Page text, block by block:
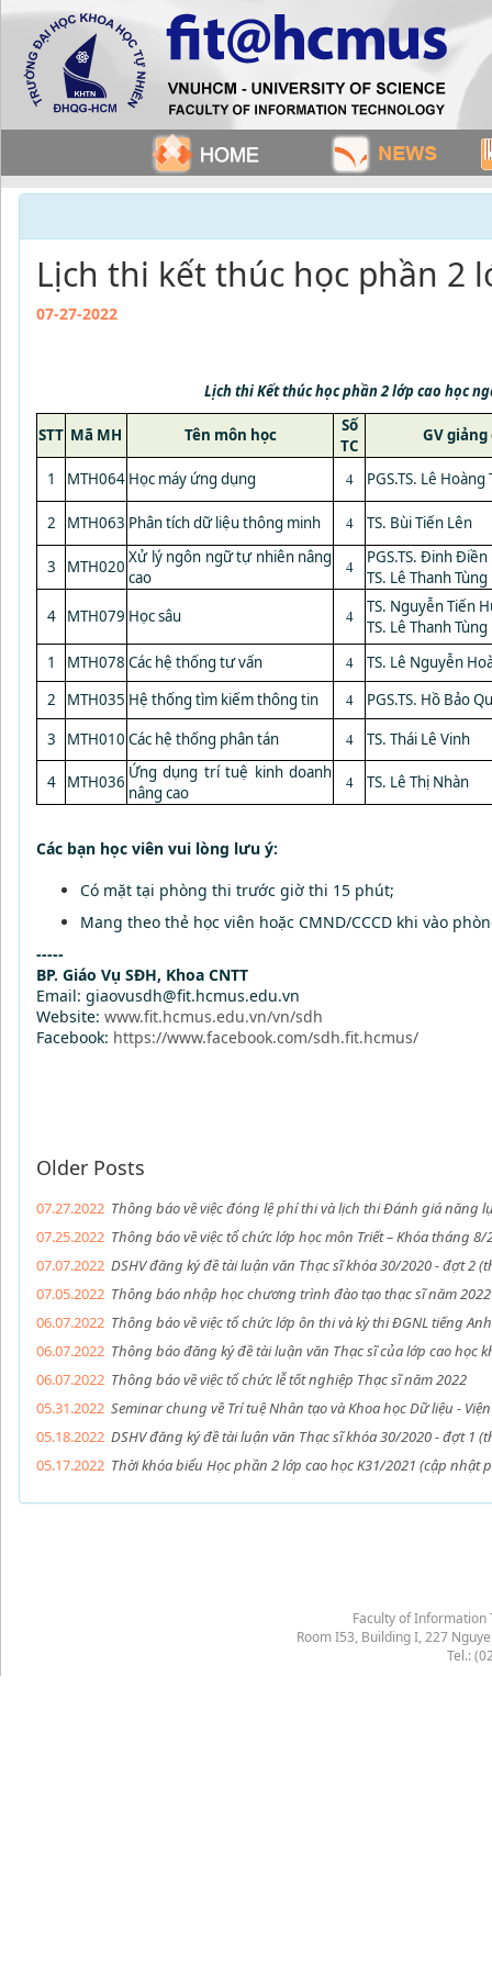
Lịch thi kết thúc học phần 2
07-27-2022
Lịch thi Kết thúc học phần 2 lớp cao học
STT Mã MH Tên môn học
Số
TC
GV giảng
1 MTH064 Học máy ứng dụng 4 PGS.TS. Lê Hoàng
2 MTH063 Phân tích dữ liệu thông minh 4 TS. Bùi Tiến Lên
3 MTH020 Xử lý ngôn ngữ tự nhiên nâng
cao
4
PGS.TS. Đinh Điền
TS. Lê Thanh Tùng
4
MTH079 Học sâu 4
TS. Nguyễn Tiến
TS. Lê Thanh Tùng
1
MTH078 Các hệ thống tư vấn 4
TS. Lê Nguyễn
2
MTH035 Hệ thống tìm kiếm thông tin 4
PGS.TS. Hồ Bảo
3
MTH010 Các hệ thống phân tán 4 TS. Thái Lê Vinh
4 MTH036 Ứng dụng trí tuệ kinh doanh
nâng cao
4 TS. Lê Thị Nhàn
Các bạn học viên vui lòng lưu ý:
Có mặt tại phòng thi trước giờ thi 15 phút;
Mang theo thẻ học viên hoặc CMND/CCCD khi vào
-----
BP. Giáo Vụ SĐH, Khoa CNTT
Email: giaovusdh@fit.hcmus.edu.vn
Website: www.fit.hcmus.edu.vn/vn/sdh
Facebook: https://www.facebook.com/sdh.fit.hcmus/
Older Posts
07.27.2022 Thông báo về việc đóng lệ phí thi và lịch thi Đánh giá năng
07.25.2022 Thông báo về việc tổ chức lớp học môn Triết – Khóa tháng 8/
07.07.2022 DSHV đăng ký đề tài luận văn Thạc sĩ khóa 30/2020 - đợt 2
07.05.2022 Thông báo nhập học chương trình đào tạo thạc sĩ năm 2022
06.07.2022 Thông báo về việc tổ chức lớp ôn thi và kỳ thi ĐGNL tiếng
06.07.2022 Thông báo đăng ký đề tài luận văn Thạc sĩ của lớp cao học
06.07.2022 Thông báo về việc tổ chức lễ tốt nghiệp Thạc sĩ năm 2022
05.31.2022 Seminar chung về Trí tuệ Nhân tạo và Khoa học Dữ liệu -
05.18.2022 DSHV đăng ký đề tài luận văn Thạc sĩ khóa 30/2020 - đợt 1
05.17.2022 Thời khóa biểu Học phần 2 lớp cao học K31/2021 (cập nhật
Faculty of Information
Room I53, Building I, 227
Tel.: